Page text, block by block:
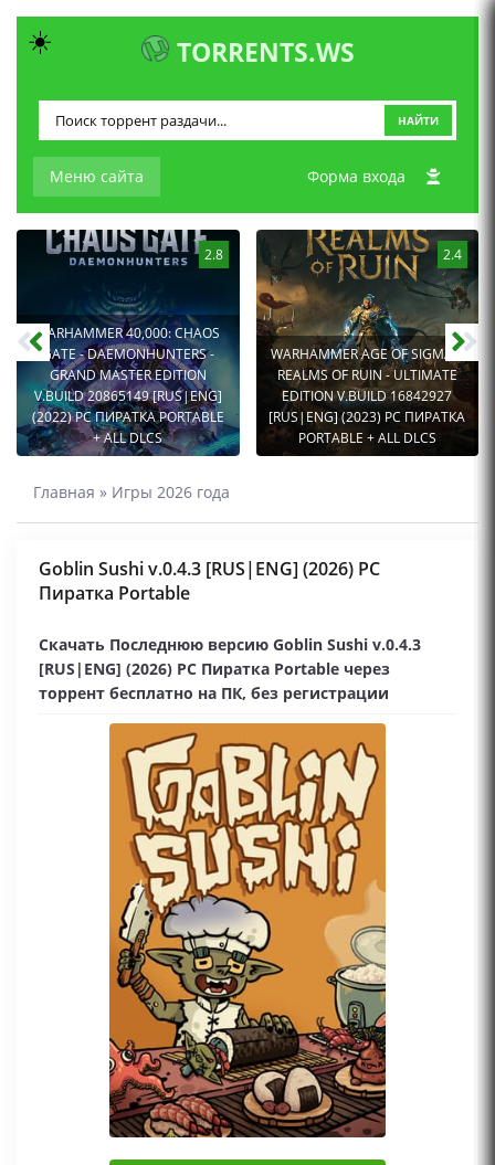
TORRENTS.WS
Меню сайта
НАЙТИ
Форма входа
2.8
WARHAMMER 40,000: CHAOS
GATE - DAEMONHUNTERS -
GRAND MASTER EDITION
V.BUILD 20865149 [RUS|ENG]
(2022) PC ПИРАТКА PORTABLE
+ ALL DLCS
2.4
WARHAMMER AGE OF SIGMAR:
REALMS OF RUIN - ULTIMATE
EDITION V.BUILD 16842927
[RUS|ENG] (2023) PC ПИРАТКА
PORTABLE + ALL DLCS
Главная » Игры 2026 года
Goblin Sushi v.0.4.3 [RUS|ENG] (2026) PC
Пиратка Portable
Скачать Последнюю версию Goblin Sushi v.0.4.3
[RUS|ENG] (2026) PC Пиратка Portable через
торрент бесплатно на ПК, без регистрации
☀️